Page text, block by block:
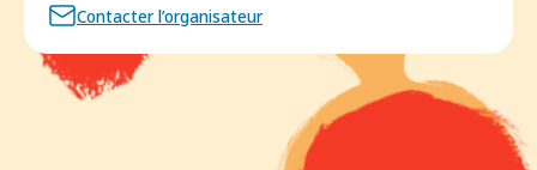
Contacter l’organisateur